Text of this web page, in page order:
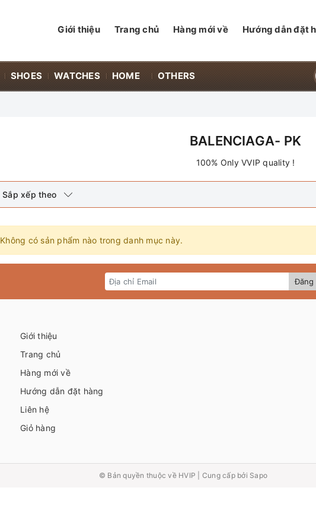
Giới thiệu Trang chủ Hàng mới về Hướng dẫn đặt
SHOES WATCHES HOME OTHERS
BALENCIAGA- PK
100% Only VVIP quality !
Sắp xếp theo
Không có sản phẩm nào trong danh mục này.
Đăng
Giới thiệu
Trang chủ
Hàng mới về
Hướng dẫn đặt hàng
Liên hệ
Giỏ hàng
© Bản quyền thuộc về HVIP Cung cấp bởi Sapo